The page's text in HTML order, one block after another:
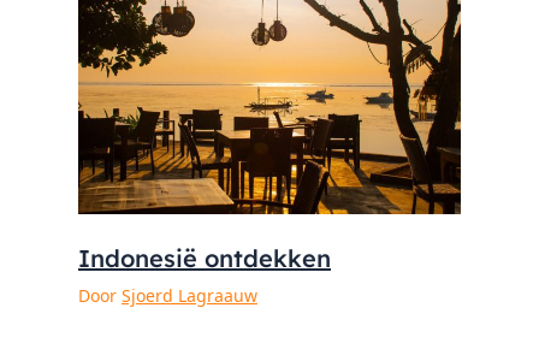
Indonesië ontdekken
Door Sjoerd Lagraauw